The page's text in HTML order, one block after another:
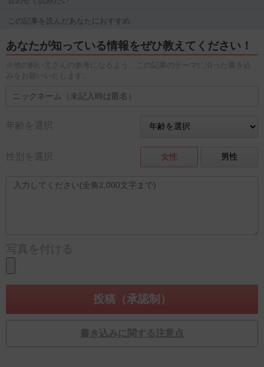
この記事を読んだあなたにおすすめ
あなたが知っている情報をぜひ教えてください！
※他の飼い主さんの参考になるよう、この記事のテーマに沿った書き込
みをお願いいたします。
年齢を選択
性別を選択 女性 男性
写真を付ける
書き込みに関する注意点